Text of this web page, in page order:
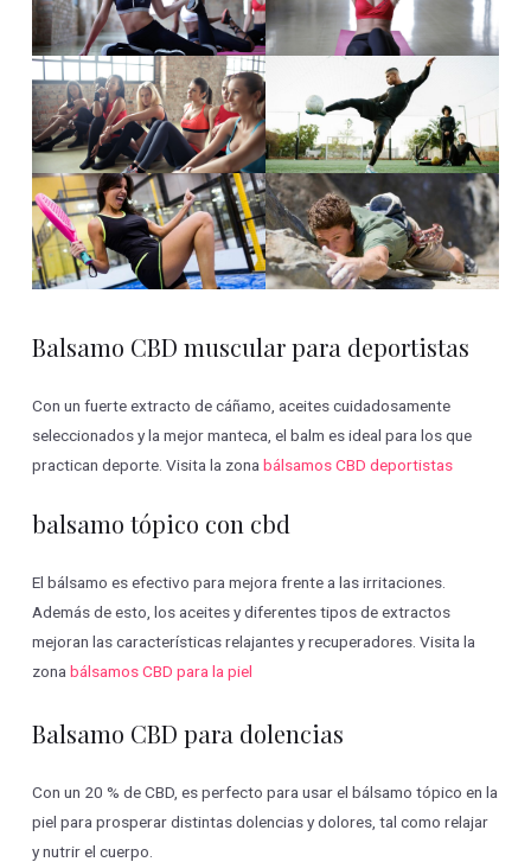
Balsamo CBD muscular para deportistas
Con un fuerte extracto de cáñamo, aceites cuidadosamente
seleccionados y la mejor manteca, el balm es ideal para los que
practican deporte. Visita la zonabálsamos CBD deportistas
balsamo tópico con cbd
El bálsamo es efectivo para mejora frente a las irritaciones.
Además de esto, los aceites y diferentes tipos de extractos
mejoran las características relajantes y recuperadores. Visita la
zonabálsamos CBD para la piel
Balsamo CBD para dolencias
Con un 20 % de CBD, es perfecto para usar el bálsamo tópico en la
piel para prosperar distintas dolencias y dolores, tal como relajar
y nutrir el cuerpo.